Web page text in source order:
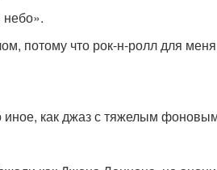
потому что рок-н-ролл для
иное, как джаз с тяжелым